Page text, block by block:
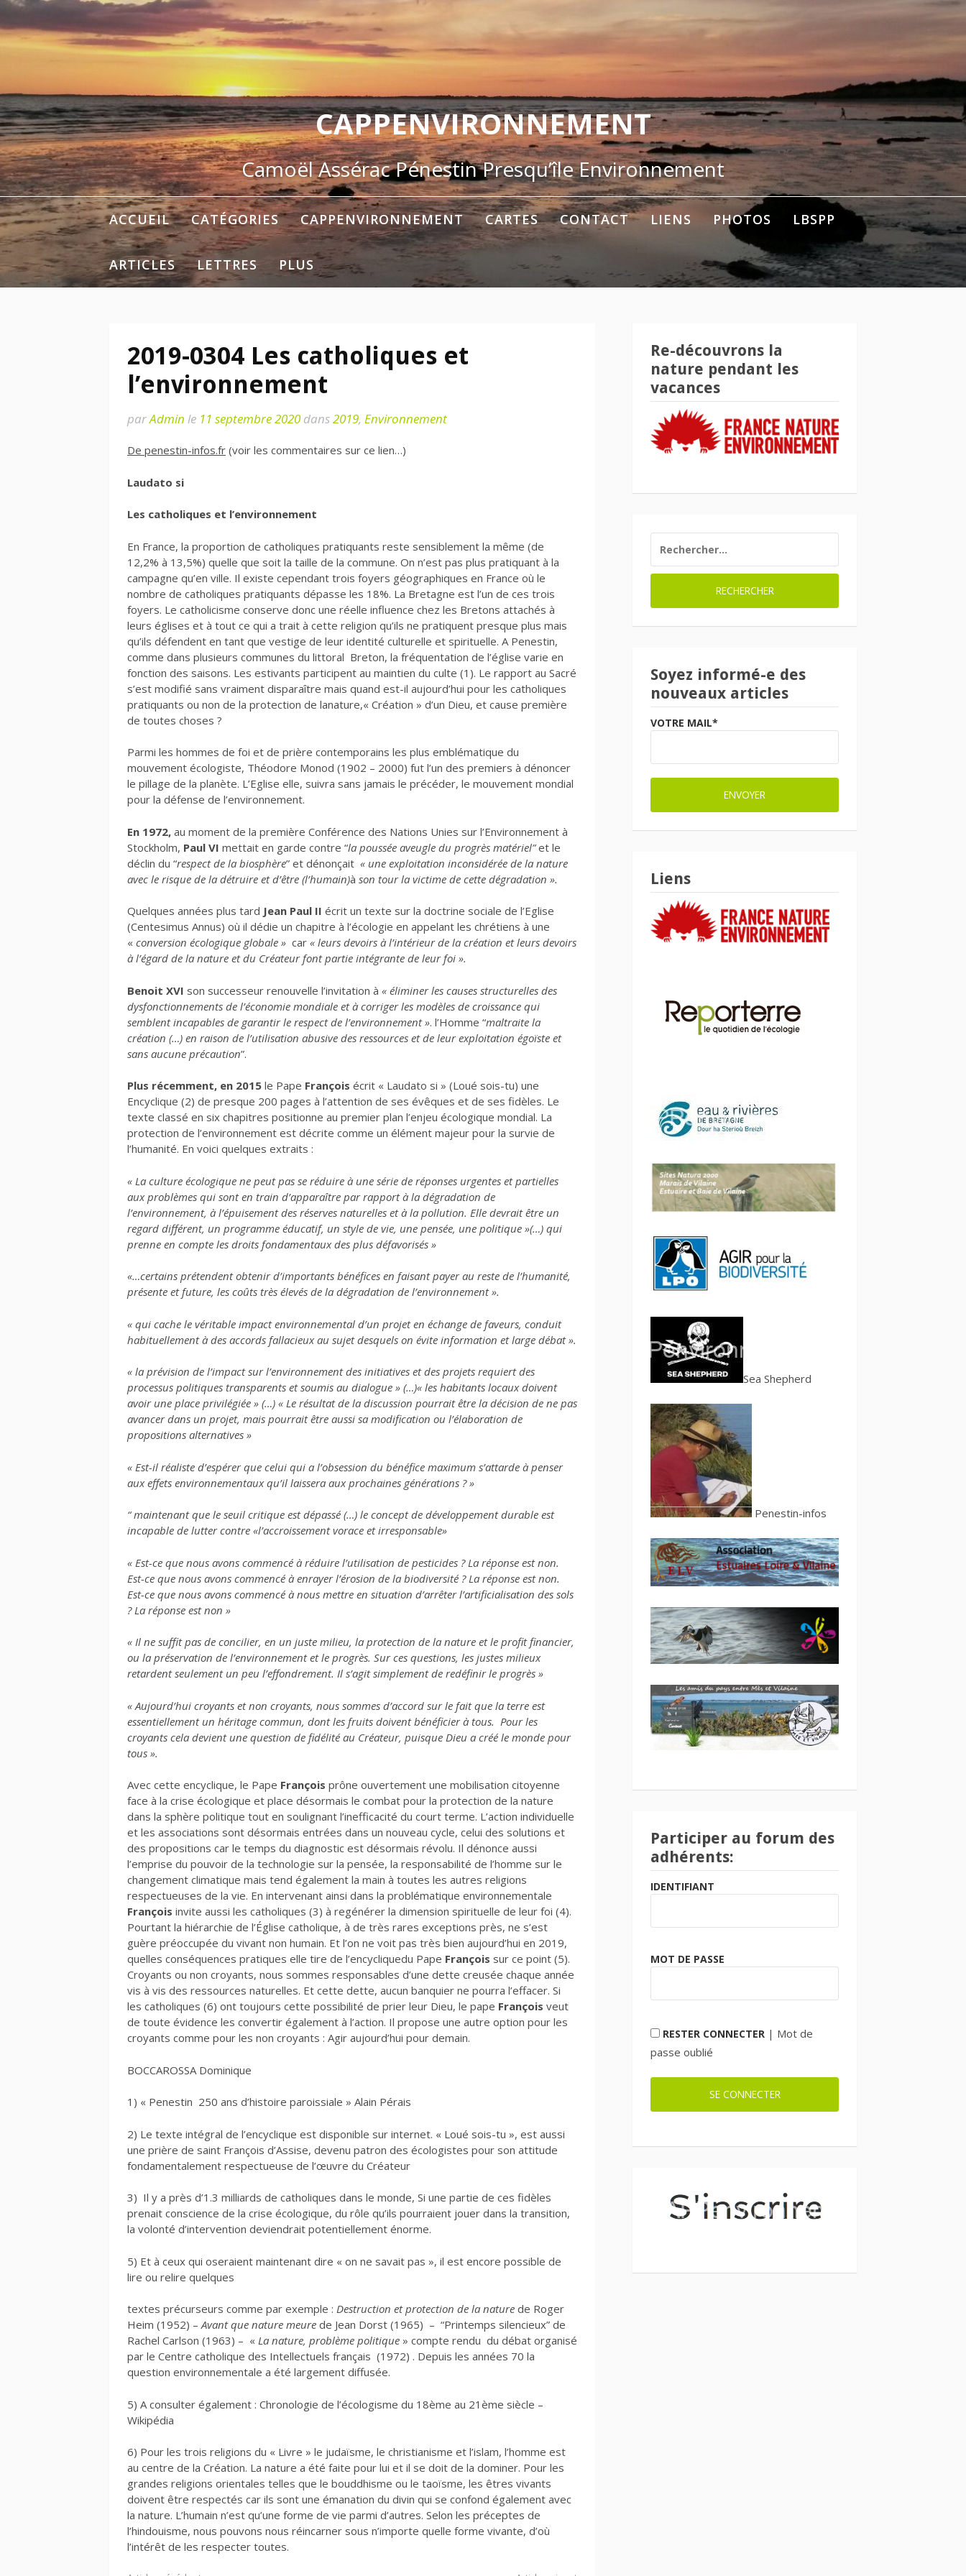
Aller
au
contenu
CAPPENVIRONNEMENT
Camoël Assérac Pénestin Presqu’île Environnement
ACCUEIL CATÉGORIES CAPPENVIRONNEMENT CARTES CONTACT LIENS PHOTOS LBSPP
ARTICLES LETTRES PLUS
2019-0304 Les catholiques et
l’environnement
parAdmin le 11 septembre 2020 dans2019, Environnement
De penestin-infos.fr (voir les commentaires sur ce lien…)
Laudato si
Les catholiques et l’environnement
En France, la proportion de catholiques pratiquants reste sensiblement la même (de
12,2% à 13,5%) quelle que soit la taille de la commune. On n’est pas plus pratiquant à la
campagne qu’en ville. Il existe cependant trois foyers géographiques en France où le
nombre de catholiques pratiquants dépasse les 18%. La Bretagne est l’un de ces trois
foyers. Le catholicisme conserve donc une réelle influence chez les Bretons attachés à
leurs églises et à tout ce qui a trait à cette religion qu’ils ne pratiquent presque plus mais
qu’ils défendent en tant que vestige de leur identité culturelle et spirituelle. A Penestin,
comme dans plusieurs communes du littoral Breton, la fréquentation de l’église varie en
fonction des saisons. Les estivants participent au maintien du culte (1). Le rapport au Sacré
s’est modifié sans vraiment disparaître mais quand est-il aujourd’hui pour les catholiques
pratiquants ou non de la protection de lanature,« Création » d’un Dieu, et cause première
de toutes choses ?
Parmi les hommes de foi et de prière contemporains les plus emblématique du
mouvement écologiste, Théodore Monod (1902 – 2000) fut l’un des premiers à dénoncer
le pillage de la planète. L’Eglise elle, suivra sans jamais le précéder, le mouvement mondial
pour la défense de l’environnement.
En 1972, au moment de la première Conférence des Nations Unies sur l’Environnement à
Stockholm, Paul VI mettait en garde contre “la poussée aveugle du progrès matériel”et le
déclin du “respect de la biosphère” et dénonçait « une exploitation inconsidérée de la nature
avec le risque de la détruire et d’être (l’humain)à son tour la victime de cette dégradation ».
Quelques années plus tard Jean Paul II écrit un texte sur la doctrine sociale de l’Eglise
(Centesimus Annus) où il dédie un chapitre à l’écologie en appelant les chrétiens à une
« conversion écologique globale » car « leurs devoirs à l’intérieur de la création et leurs devoirs
à l’égard de la nature et du Créateur font partie intégrante de leur foi ».
Benoit XVI son successeur renouvelle l’invitation à « éliminer les causes structurelles des
dysfonctionnements de l’économie mondiale et à corriger les modèles de croissance qui
semblent incapables de garantir le respect de l’environnement ». l’Homme “maltraite la
création (…) en raison de l’utilisation abusive des ressources et de leur exploitation égoïste et
sans aucune précaution”.
Plus récemment, en 2015 le Pape François écrit « Laudato si » (Loué sois-tu) une
Encyclique (2) de presque 200 pages à l’attention de ses évêques et de ses fidèles. Le
texte classé en six chapitres positionne au premier plan l’enjeu écologique mondial. La
protection de l’environnement est décrite comme un élément majeur pour la survie de
l’humanité. En voici quelques extraits :
« La culture écologique ne peut pas se réduire à une série de réponses urgentes et partielles
aux problèmes qui sont en train d’apparaître par rapport à la dégradation de
l’environnement, à l’épuisement des réserves naturelles et à la pollution. Elle devrait être un
regard différent, un programme éducatif, un style de vie, une pensée, une politique »(…) qui
prenne en compte les droits fondamentaux des plus défavorisés »
«…certains prétendent obtenir d’importants bénéfices en faisant payer au reste de l’humanité,
présente et future, les coûts très élevés de la dégradation de l’environnement ».
« qui cache le véritable impact environnemental d’un projet en échange de faveurs, conduit
habituellement à des accords fallacieux au sujet desquels on évite information et large débat ».
« la prévision de l’impact sur l’environnement des initiatives et des projets requiert des
processus politiques transparents et soumis au dialogue » (…)« les habitants locaux doivent
avoir une place privilégiée » (…) « Le résultat de la discussion pourrait être la décision de ne pas
avancer dans un projet, mais pourrait être aussi sa modification ou l’élaboration de
propositions alternatives »
« Est-il réaliste d’espérer que celui qui a l’obsession du bénéfice maximum s’attarde à penser
aux effets environnementaux qu’il laissera aux prochaines générations ? »
“ maintenant que le seuil critique est dépassé (…) le concept de développement durable est
incapable de lutter contre «l’accroissement vorace et irresponsable»
« Est-ce que nous avons commencé à réduire l’utilisation de pesticides ? La réponse est non.
Est-ce que nous avons commencé à enrayer l’érosion de la biodiversité ? La réponse est non.
Est-ce que nous avons commencé à nous mettre en situation d’arrêter l’artificialisation des sols
? La réponse est non »
« Il ne suffit pas de concilier, en un juste milieu, la protection de la nature et le profit financier,
ou la préservation de l’environnement et le progrès. Sur ces questions, les justes milieux
retardent seulement un peu l’effondrement. Il s’agit simplement de redéfinir le progrès »
« Aujourd’hui croyants et non croyants, nous sommes d’accord sur le fait que la terre est
essentiellement un héritage commun, dont les fruits doivent bénéficier à tous. Pour les
croyants cela devient une question de fidélité au Créateur, puisque Dieu a créé le monde pour
tous ».
Avec cette encyclique, le Pape François prône ouvertement une mobilisation citoyenne
face à la crise écologique et place désormais le combat pour la protection de la nature
dans la sphère politique tout en soulignant l’inefficacité du court terme. L’action individuelle
et les associations sont désormais entrées dans un nouveau cycle, celui des solutions et
des propositions car le temps du diagnostic est désormais révolu. Il dénonce aussi
l’emprise du pouvoir de la technologie sur la pensée, la responsabilité de l’homme sur le
changement climatique mais tend également la main à toutes les autres religions
respectueuses de la vie. En intervenant ainsi dans la problématique environnementale
François invite aussi les catholiques (3) à regénérer la dimension spirituelle de leur foi (4).
Pourtant la hiérarchie de l’Église catholique, à de très rares exceptions près, ne s’est
guère préoccupée du vivant non humain. Et l’on ne voit pas très bien aujourd’hui en 2019,
quelles conséquences pratiques elle tire de l’encycliquedu Pape François sur ce point (5).
Croyants ou non croyants, nous sommes responsables d’une dette creusée chaque année
vis à vis des ressources naturelles. Et cette dette, aucun banquier ne pourra l’effacer. Si
les catholiques (6) ont toujours cette possibilité de prier leur Dieu, le pape François veut
de toute évidence les convertir également à l’action. Il propose une autre option pour les
croyants comme pour les non croyants : Agir aujourd’hui pour demain.
BOCCAROSSA Dominique
1) « Penestin 250 ans d’histoire paroissiale » Alain Pérais
2) Le texte intégral de l’encyclique est disponible sur internet. « Loué sois-tu », est aussi
une prière de saint François d’Assise, devenu patron des écologistes pour son attitude
fondamentalement respectueuse de l’œuvre du Créateur
3) Il y a près d’1.3 milliards de catholiques dans le monde, Si une partie de ces fidèles
prenait conscience de la crise écologique, du rôle qu’ils pourraient jouer dans la transition,
la volonté d’intervention deviendrait potentiellement énorme.
5) Et à ceux qui oseraient maintenant dire « on ne savait pas », il est encore possible de
lire ou relire quelques
textes précurseurs comme par exemple : Destruction et protection de la nature de Roger
Heim (1952) –Avant que nature meure de Jean Dorst (1965) – “Printemps silencieux” de
Rachel Carlson (1963) – « La nature, problème politique » compte rendu du débat organisé
par le Centre catholique des Intellectuels français (1972) . Depuis les années 70 la
question environnementale a été largement diffusée.
5) A consulter également : Chronologie de l’écologisme du 18ème au 21ème siècle –
Wikipédia
6) Pour les trois religions du « Livre » le judaïsme, le christianisme et l’islam, l’homme est
au centre de la Création. La nature a été faite pour lui et il se doit de la dominer. Pour les
grandes religions orientales telles que le bouddhisme ou le taoïsme, les êtres vivants
doivent être respectés car ils sont une émanation du divin qui se confond également avec
la nature. L’humain n’est qu’une forme de vie parmi d’autres. Selon les préceptes de
l’hindouisme, nous pouvons nous réincarner sous n’importe quelle forme vivante, d’où
l’intérêt de les respecter toutes.
Re-découvrons la
nature pendant les
vacances
Soyez informé-e des
nouveaux articles
VOTRE MAIL*
Liens
Sea Shepherd
Penestin-infos
Participer au forum des
adhérents:
IDENTIFIANT
MOT DE PASSE
RESTER CONNECTER | Mot de
passe oublié